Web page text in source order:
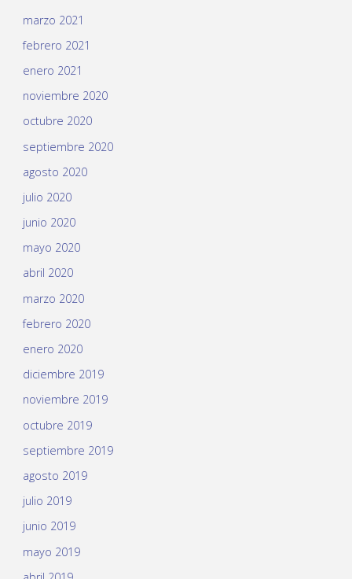
marzo 2021
febrero 2021
enero 2021
noviembre 2020
octubre 2020
septiembre 2020
agosto 2020
julio 2020
junio 2020
mayo 2020
abril 2020
marzo 2020
febrero 2020
enero 2020
diciembre 2019
noviembre 2019
octubre 2019
septiembre 2019
agosto 2019
julio 2019
junio 2019
mayo 2019